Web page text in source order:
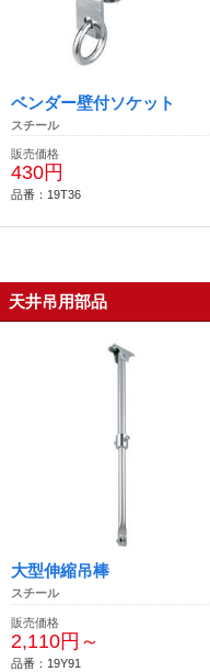
ベンダー壁付ソケット
スチール
販売価格
430円
品番：19T36
天井吊用部品
大型伸縮吊棒
スチール
販売価格
2,110円～
品番：19Y91